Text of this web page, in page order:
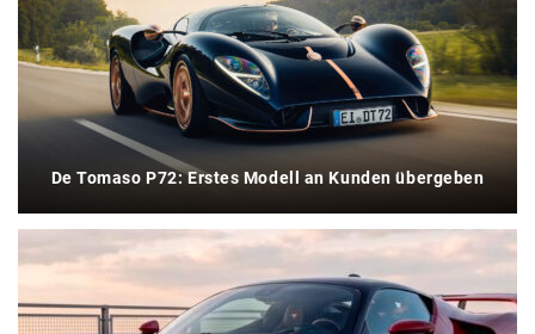
De Tomaso P72: Erstes Modell an Kunden übergeben